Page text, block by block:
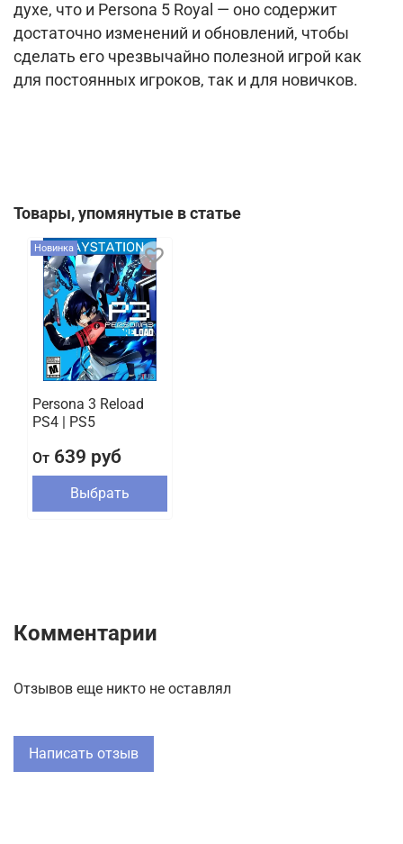
духе, что и Persona 5 Royal — оно содержит
достаточно изменений и обновлений, чтобы
сделать его чрезвычайно полезной игрой как
для постоянных игроков, так и для новичков.
Товары, упомянутые в статье
Новинка
Persona 3 Reload
PS4 | PS5
От639 руб
Выбрать
Комментарии
Отзывов еще никто не оставлял
Написать отзыв